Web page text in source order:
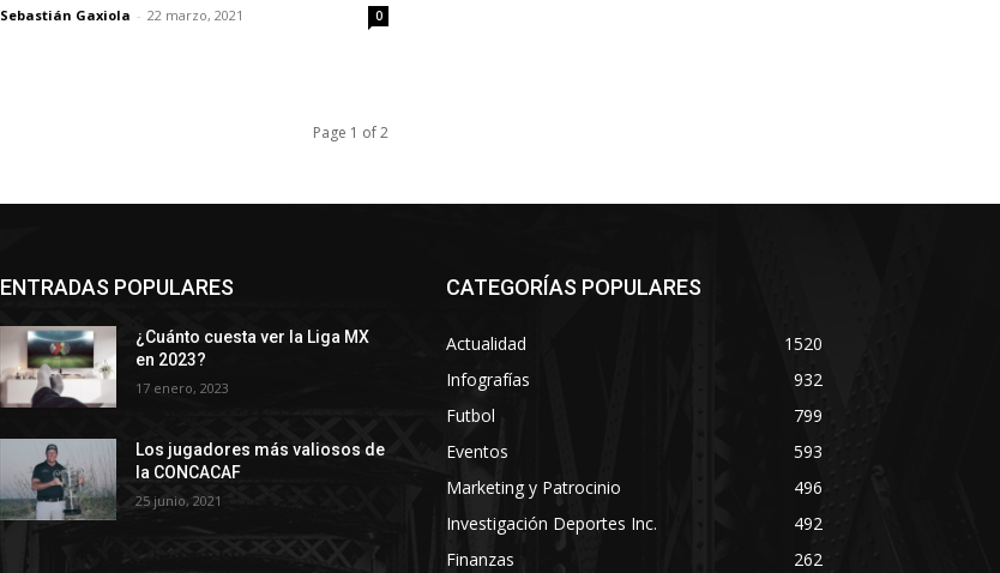
Sebastián Gaxiola - 22 marzo, 2021 0
Page 1 of 2
ENTRADAS POPULARES
¿Cuánto cuesta ver la Liga MX
en 2023?
17 enero, 2023
Los jugadores más valiosos de
la CONCACAF
25 junio, 2021
CATEGORÍAS POPULARES
Actualidad
1520
Infografías
932
Futbol
799
Eventos
593
Marketing y Patrocinio
496
Investigación Deportes Inc.
492
Finanzas
262